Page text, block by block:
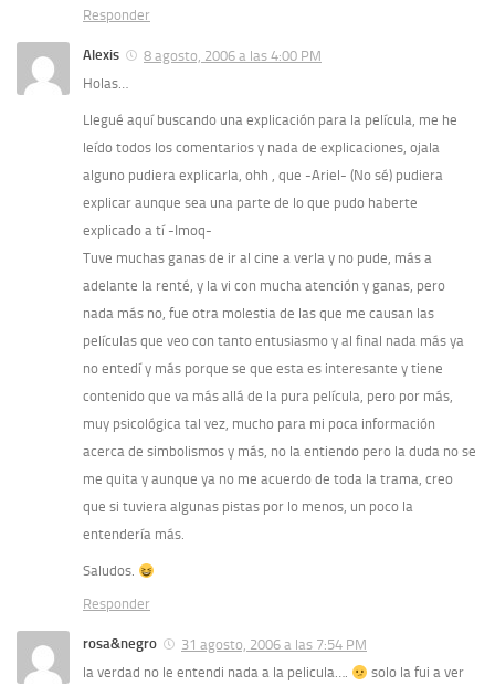
Responder
Alexis
8 agosto, 2006 a las 4:00 PM
Holas…
Llegué aquí buscando una explicación para la película, me he
leído todos los comentarios y nada de explicaciones, ojala
alguno pudiera explicarla, ohh , que -Ariel- (No sé) pudiera
explicar aunque sea una parte de lo que pudo haberte
explicado a tí -Imoq-
Tuve muchas ganas de ir al cine a verla y no pude, más a
adelante la renté, y la vi con mucha atención y ganas, pero
nada más no, fue otra molestia de las que me causan las
películas que veo con tanto entusiasmo y al final nada más ya
no entedí y más porque se que esta es interesante y tiene
contenido que va más allá de la pura película, pero por más,
muy psicológica tal vez, mucho para mi poca información
acerca de simbolismos y más, no la entiendo pero la duda no se
me quita y aunque ya no me acuerdo de toda la trama, creo
que si tuviera algunas pistas por lo menos, un poco la
entendería más.
Saludos.
Responder
rosa&negro
31 agosto, 2006 a las 7:54 PM
la verdad no le entendi nada a la pelicula….
solo la fui a ver